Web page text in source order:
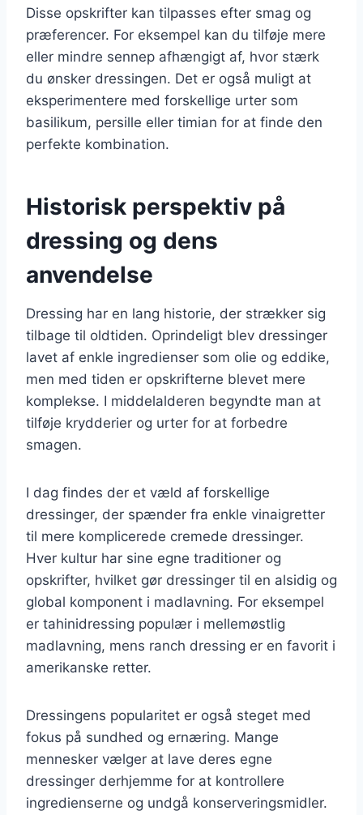
Disse opskrifter kan tilpasses efter smag og
præferencer. For eksempel kan du tilføje mere
eller mindre sennep afhængigt af, hvor stærk
du ønsker dressingen. Det er også muligt at
eksperimentere med forskellige urter som
basilikum, persille eller timian for at finde den
perfekte kombination.
Historisk perspektiv på
dressing og dens
anvendelse
Dressing har en lang historie, der strækker sig
tilbage til oldtiden. Oprindeligt blev dressinger
lavet af enkle ingredienser som olie og eddike,
men med tiden er opskrifterne blevet mere
komplekse. I middelalderen begyndte man at
tilføje krydderier og urter for at forbedre
smagen.
I dag findes der et væld af forskellige
dressinger, der spænder fra enkle vinaigretter
til mere komplicerede cremede dressinger.
Hver kultur har sine egne traditioner og
opskrifter, hvilket gør dressinger til en alsidig og
global komponent i madlavning. For eksempel
er tahinidressing populær i mellemøstlig
madlavning, mens ranch dressing er en favorit i
amerikanske retter.
Dressingens popularitet er også steget med
fokus på sundhed og ernæring. Mange
mennesker vælger at lave deres egne
dressinger derhjemme for at kontrollere
ingredienserne og undgå konserveringsmidler.